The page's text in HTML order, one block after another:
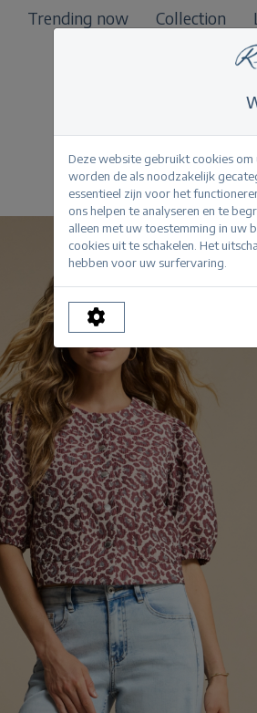
Trending now Collection
Deze website gebruikt cookies
worden de als noodzakelijk
essentieel zijn voor het
ons helpen te analyseren en te
alleen met uw toestemming in uw
cookies uit te schakelen. Het
hebben voor uw surfervaring.